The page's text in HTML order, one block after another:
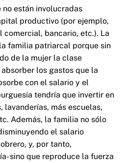
están involucradas
productivo (por ejemplo,
bancario, etc.). La
familia patriarcal porque sin
de la mujer la clase
los gastos que la
con el salario y el
tendría que invertir en
lavanderías, más escuelas,
Además, la familia no sólo
el salario
y, por tanto,
sino que reproduce la fuerza